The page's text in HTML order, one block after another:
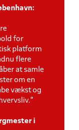
for
platform
flere
at samle
om en
vækst og
i